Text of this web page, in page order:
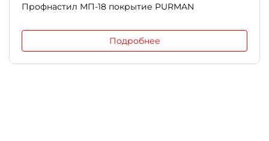
Профнастил МП-18 покрытие PURMAN
Подробнее